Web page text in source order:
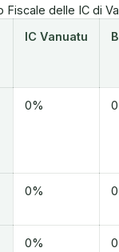
Fiscale delle IC di
IC Vanuatu
0%
0%
0%